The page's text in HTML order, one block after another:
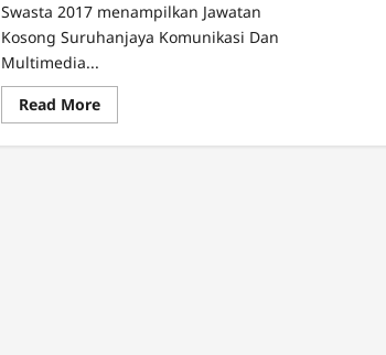
Swasta 2017 menampilkan Jawatan
Kosong Suruhanjaya Komunikasi Dan
Multimedia...
Read MoreRead
more
Jawatan